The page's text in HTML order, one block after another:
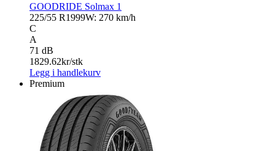
GOODRIDE Solmax 1
225/55 R1999W: 270 km/h
C
A
71 dB
1829.62kr/stk
Legg i handlekurv
Premium